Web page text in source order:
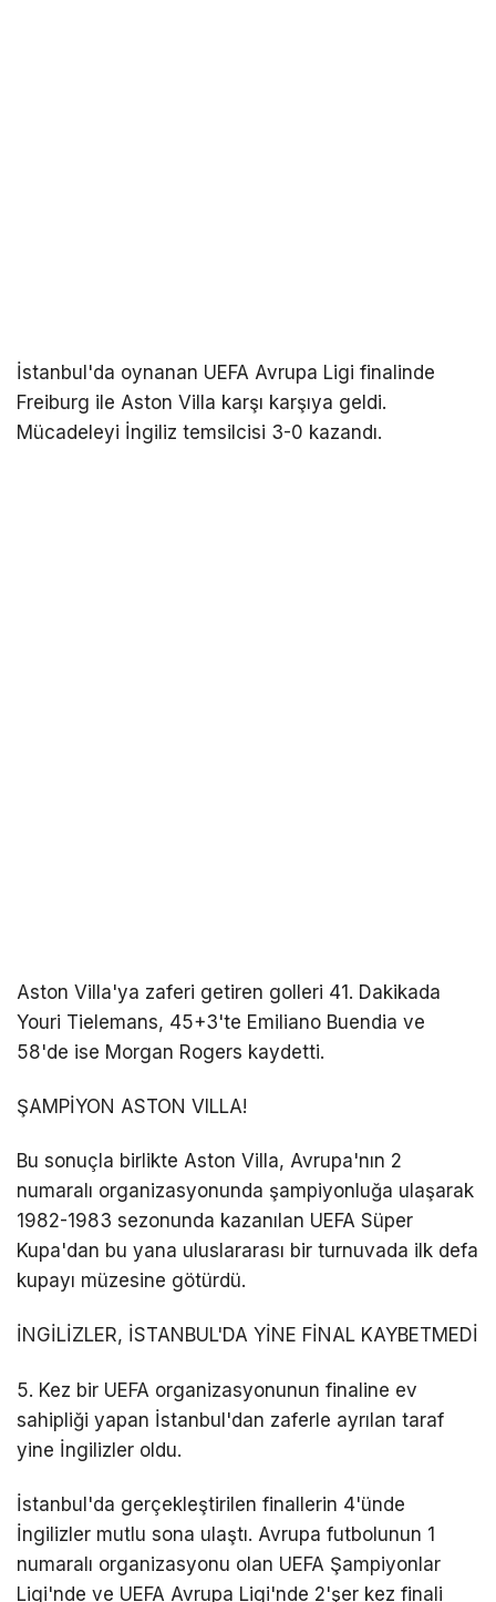
İstanbul'da oynanan UEFA Avrupa Ligi finalinde
Freiburg ile Aston Villa karşı karşıya geldi.
Mücadeleyi İngiliz temsilcisi 3-0 kazandı.
Aston Villa'ya zaferi getiren golleri 41. Dakikada
Youri Tielemans, 45+3'te Emiliano Buendia ve
58'de ise Morgan Rogers kaydetti.
ŞAMPİYON ASTON VILLA!
Bu sonuçla birlikte Aston Villa, Avrupa'nın 2
numaralı organizasyonunda şampiyonluğa ulaşarak
1982-1983 sezonunda kazanılan UEFA Süper
Kupa'dan bu yana uluslararası bir turnuvada ilk defa
kupayı müzesine götürdü.
İNGİLİZLER, İSTANBUL'DA YİNE FİNAL KAYBETMEDİ
5. Kez bir UEFA organizasyonunun finaline ev
sahipliği yapan İstanbul'dan zaferle ayrılan taraf
yine İngilizler oldu.
İstanbul'da gerçekleştirilen finallerin 4'ünde
İngilizler mutlu sona ulaştı. Avrupa futbolunun 1
numaralı organizasyonu olan UEFA Şampiyonlar
Ligi'nde ve UEFA Avrupa Ligi'nde 2'şer kez finali